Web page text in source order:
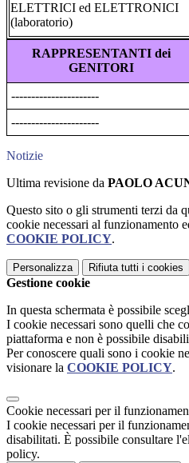
ELETTRICI ed ELETTRONICI
(laboratorio)
RAPPRESENTANTI dei
GENITORI
----------------------
----------------------
Notizie
Ultima revisione da PAOLO
Questo sito o gli strumenti terzi da
cookie necessari al funzionamento
COOKIE POLICY.
Personalizza Rifiuta tutti i cookies
Gestione cookie
In questa schermata è possibile
I cookie necessari sono quelli che
piattaforma e non è possibile
Per conoscere quali sono i cookie
visionare la COOKIE POLICY.
Cookie necessari per il
I cookie necessari per il
disabilitati. È possibile consultare
policy.